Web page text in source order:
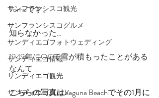
サンフランシスコ観光
サンフランシスコグルメ
サンディエゴフォトウェディング
サンディエゴ情報
サンディエゴ観光
サンディエゴグルメ
Tomoです。
知らなかった…
1949年にOCで雪が積もったことがある
なんて…
こちらの写真はLaguna Beachでその1月に